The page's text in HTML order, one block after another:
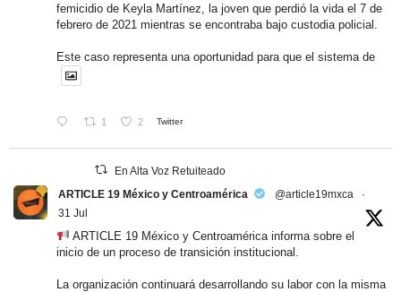
femicidio de Keyla Martínez, la joven que perdió la vida el 7 de
febrero de 2021 mientras se encontraba bajo custodia policial.
Este caso representa una oportunidad para que el sistema de
1 2 Twitter
En Alta Voz Retuiteado
ARTICLE 19 México y Centroamérica
@article19mxca
·
31 Jul
ARTICLE 19 México y Centroamérica informa sobre el
inicio de un proceso de transición institucional.
La organización continuará desarrollando su labor con la misma